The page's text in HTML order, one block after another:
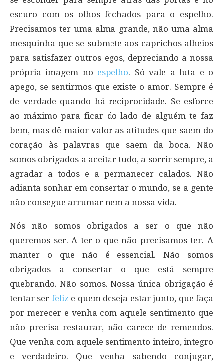
escuro com os olhos fechados para o espelho.
Precisamos ter uma alma grande, não uma alma
mesquinha que se submete aos caprichos alheios
para satisfazer outros egos, depreciando a nossa
própria imagem no espelho. Só vale a luta e o
apego, se sentirmos que existe o amor. Sempre é
de verdade quando há reciprocidade. Se esforce
ao máximo para ficar do lado de alguém te faz
bem, mas dê maior valor as atitudes que saem do
coração às palavras que saem da boca. Não
somos obrigados a aceitar tudo, a sorrir sempre, a
agradar a todos e a permanecer calados. Não
adianta sonhar em consertar o mundo, se a gente
não consegue arrumar nem a nossa vida.
Nós não somos obrigados a ser o que não
queremos ser. A ter o que não precisamos ter. A
manter o que não é essencial. Não somos
obrigados a consertar o que está sempre
quebrando. Não somos. Nossa única obrigação é
tentar ser feliz e quem deseja estar junto, que faça
por merecer e venha com aquele sentimento que
não precisa restaurar, não carece de remendos.
Que venha com aquele sentimento inteiro, integro
e verdadeiro. Que venha sabendo conjugar,